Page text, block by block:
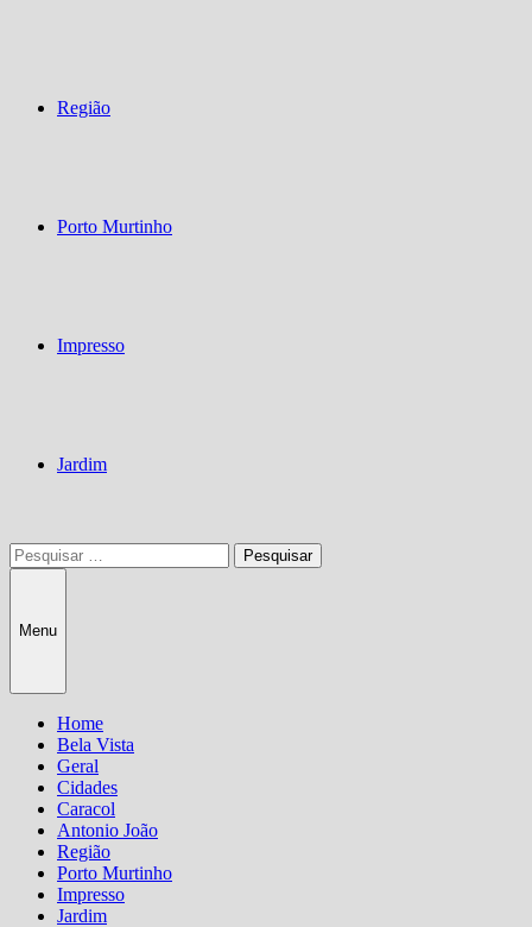
Região
Porto Murtinho
Impresso
Jardim
Pesquisar
por:
Menu
Home
Bela Vista
Geral
Cidades
Caracol
Antonio João
Região
Porto Murtinho
Impresso
Jardim